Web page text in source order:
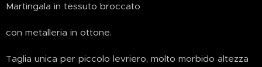
Martingala in tessuto broccato
con metalleria in ottone.
Taglia unica per piccolo levriero, molto morbido altezza